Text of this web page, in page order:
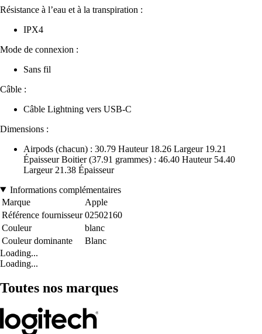
Résistance à l’eau et à la transpiration :
IPX4
Mode de connexion :
Sans fil
Câble :
Câble Lightning vers USB-C
Dimensions :
Airpods (chacun) : 30.79 Hauteur 18.26 Largeur 19.21
Épaisseur Boitier (37.91 grammes) : 46.40 Hauteur 54.40
Largeur 21.38 Épaisseur
Informations complémentaires
Marque
Apple
Référence fournisseur 02502160
Couleur
blanc
Couleur dominante
Blanc
Loading...
Loading...
Toutes nos marques